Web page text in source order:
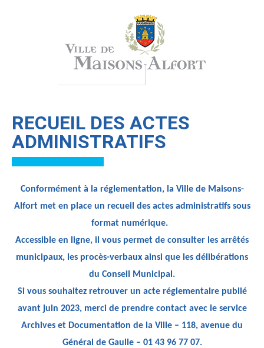
RECUEIL DES ACTES
ADMINISTRATIFS
Conformément à la réglementation, la Ville de Maisons-
Alfort met en place un recueil des actes administratifs sous
format numérique.
Accessible en ligne, il vous permet de consulter les arrêtés
municipaux, les procès-verbaux ainsi que les délibérations
du Conseil Municipal.
Si vous souhaitez retrouver un acte réglementaire publié
avant juin 2023, merci de prendre contact avec le service
Archives et Documentation de la Ville – 118, avenue du
Général de Gaulle – 01 43 96 77 07.